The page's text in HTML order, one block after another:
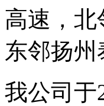
高速，
东邻扬
我公司于